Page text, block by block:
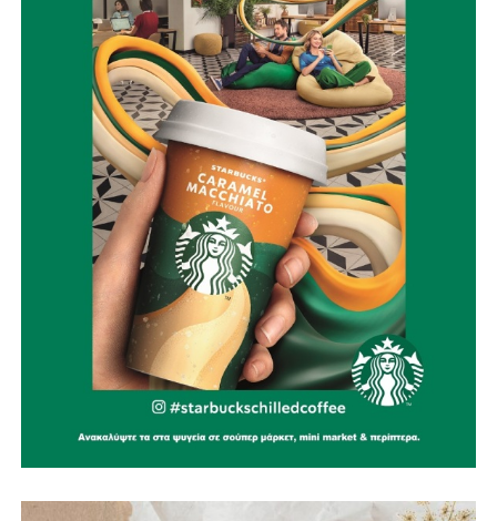
Το έργο αυτό ξεπερνά κατά πολύ τα όρια μιας
κυκλοφοριακής παρέμβασης. Συνδέεται με την οδική
ασφάλεια, την ποιότητα ζωής, τη βιώσιμη κινητικότητα, την
προστασία του ιστορικού μας κέντρου και τη δυνατότητα
να αποδώσουμε περισσότερο και ποιοτικότερο δημόσιο
χώρο στους πολίτες και τους επισκέπτες. Η Ναύπακτος
χρειάζεται αυτή την υποδομή εδώ και δεκαετίες. Σήμερα,
έχουμε μπροστά μας μία πραγματική και ουσιαστική
προοπτική. Γνωρίζουμε ότι η πορεία έως την ολοκλήρωση
ενός έργου τέτοιας κλίμακας είναι απαιτητική. Με σχέδιο,
συνέπεια και αποφασιστικότητα, όμως, συνεχίζουμε να
κάνουμε όλα τα αναγκαία βήματα για να γίνει
πραγματικότητα».